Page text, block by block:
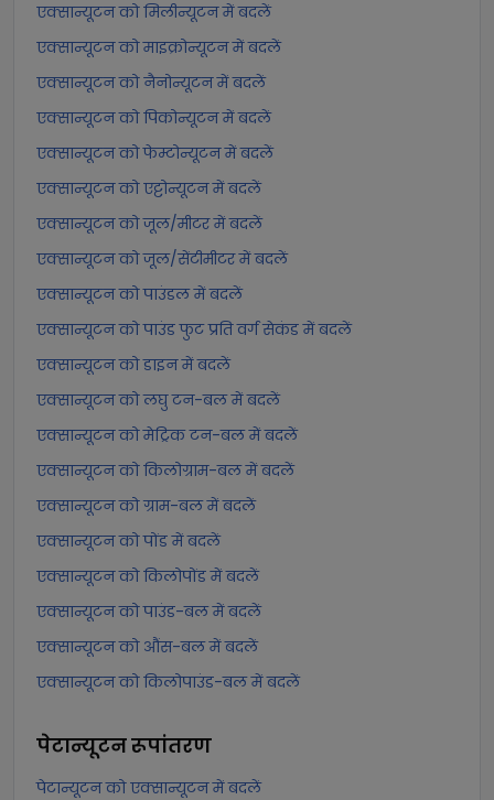
एक्सान्यूटन को मिलीन्यूटन में बदलें
एक्सान्यूटन को माइक्रोन्यूटन में बदलें
एक्सान्यूटन को नैनोन्यूटन में बदलें
एक्सान्यूटन को पिकोन्यूटन में बदलें
एक्सान्यूटन को फेम्टोन्यूटन में बदलें
एक्सान्यूटन को एट्टोन्यूटन में बदलें
एक्सान्यूटन को जूल/मीटर में बदलें
एक्सान्यूटन को जूल/सेंटीमीटर में बदलें
एक्सान्यूटन को पाउंडल में बदलें
एक्सान्यूटन को पाउंड फुट प्रति वर्ग सेकंड में बदलें
एक्सान्यूटन को डाइन में बदलें
एक्सान्यूटन को लघु टन-बल में बदलें
एक्सान्यूटन को मेट्रिक टन-बल में बदलें
एक्सान्यूटन को किलोग्राम-बल में बदलें
एक्सान्यूटन को ग्राम-बल में बदलें
एक्सान्यूटन को पोंड में बदलें
एक्सान्यूटन को किलोपोंड में बदलें
एक्सान्यूटन को पाउंड-बल में बदलें
एक्सान्यूटन को औंस-बल में बदलें
एक्सान्यूटन को किलोपाउंड-बल में बदलें
पेटान्यूटनरूपांतरण
पेटान्यूटन को एक्सान्यूटन में बदलें